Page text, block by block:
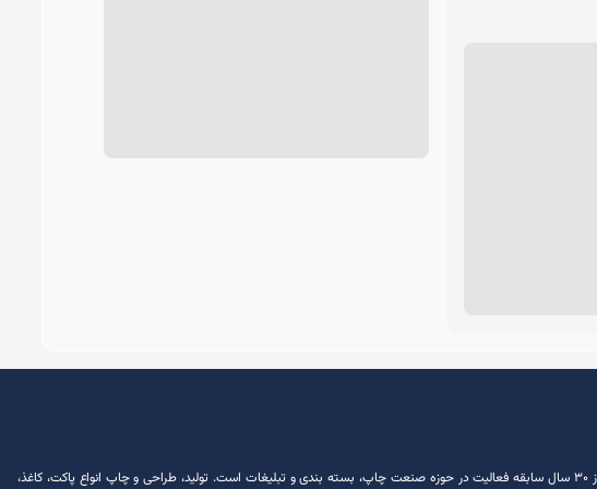
شرکت تورنگ دارای بیش از 30 سال سابقه فعالیت در حوزه صنعت چاپ، بسته ‌بندی و تبلیغات است. تولید، طراحی و چاپ انواع پاکت، کاغذ،